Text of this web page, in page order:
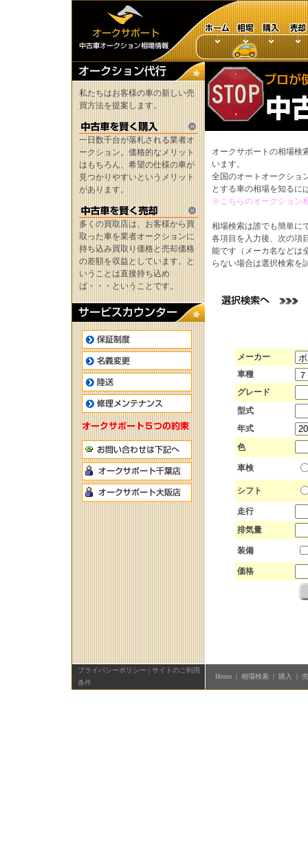
私たちはお客様の車の新しい売
買方法を提案します。
一日数千台が落札される業者オ
ークション。価格的なメリット
はもちろん、希望の仕様の車が
見つかりやすいというメリット
があります。
多くの買取店は、お客様から買
取った車を業者オークションに
持ち込み買取り価格と売却価格
の差額を収益としています。と
いうことは直接持ち込め
ば・・・ということです。
オークサポートの相場検
います。
全国のオートオークショ
とする車の相場を知るに
※こちらのオークション
相場検索は誰でも簡単に
各項目を入力後、次の項
能です（メーカ名などは
らない場合は選択検索を
メーカー
車種
グレード
型式
年式
色
車検
シフト
走行
排気量
装備
価格
プライバシーポリシー | サイトのご利用
条件
Home| 相場検索| 購入 |